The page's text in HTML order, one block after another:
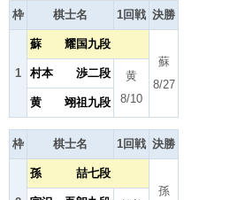
枠
棋士名 1回戦 決勝
1
蘇 耀国九段
蘇
8/27
村本 渉二段
黄
8/10
黄 翊祖九段
枠 棋士名 1回戦 決勝
孫 喆七段
孫